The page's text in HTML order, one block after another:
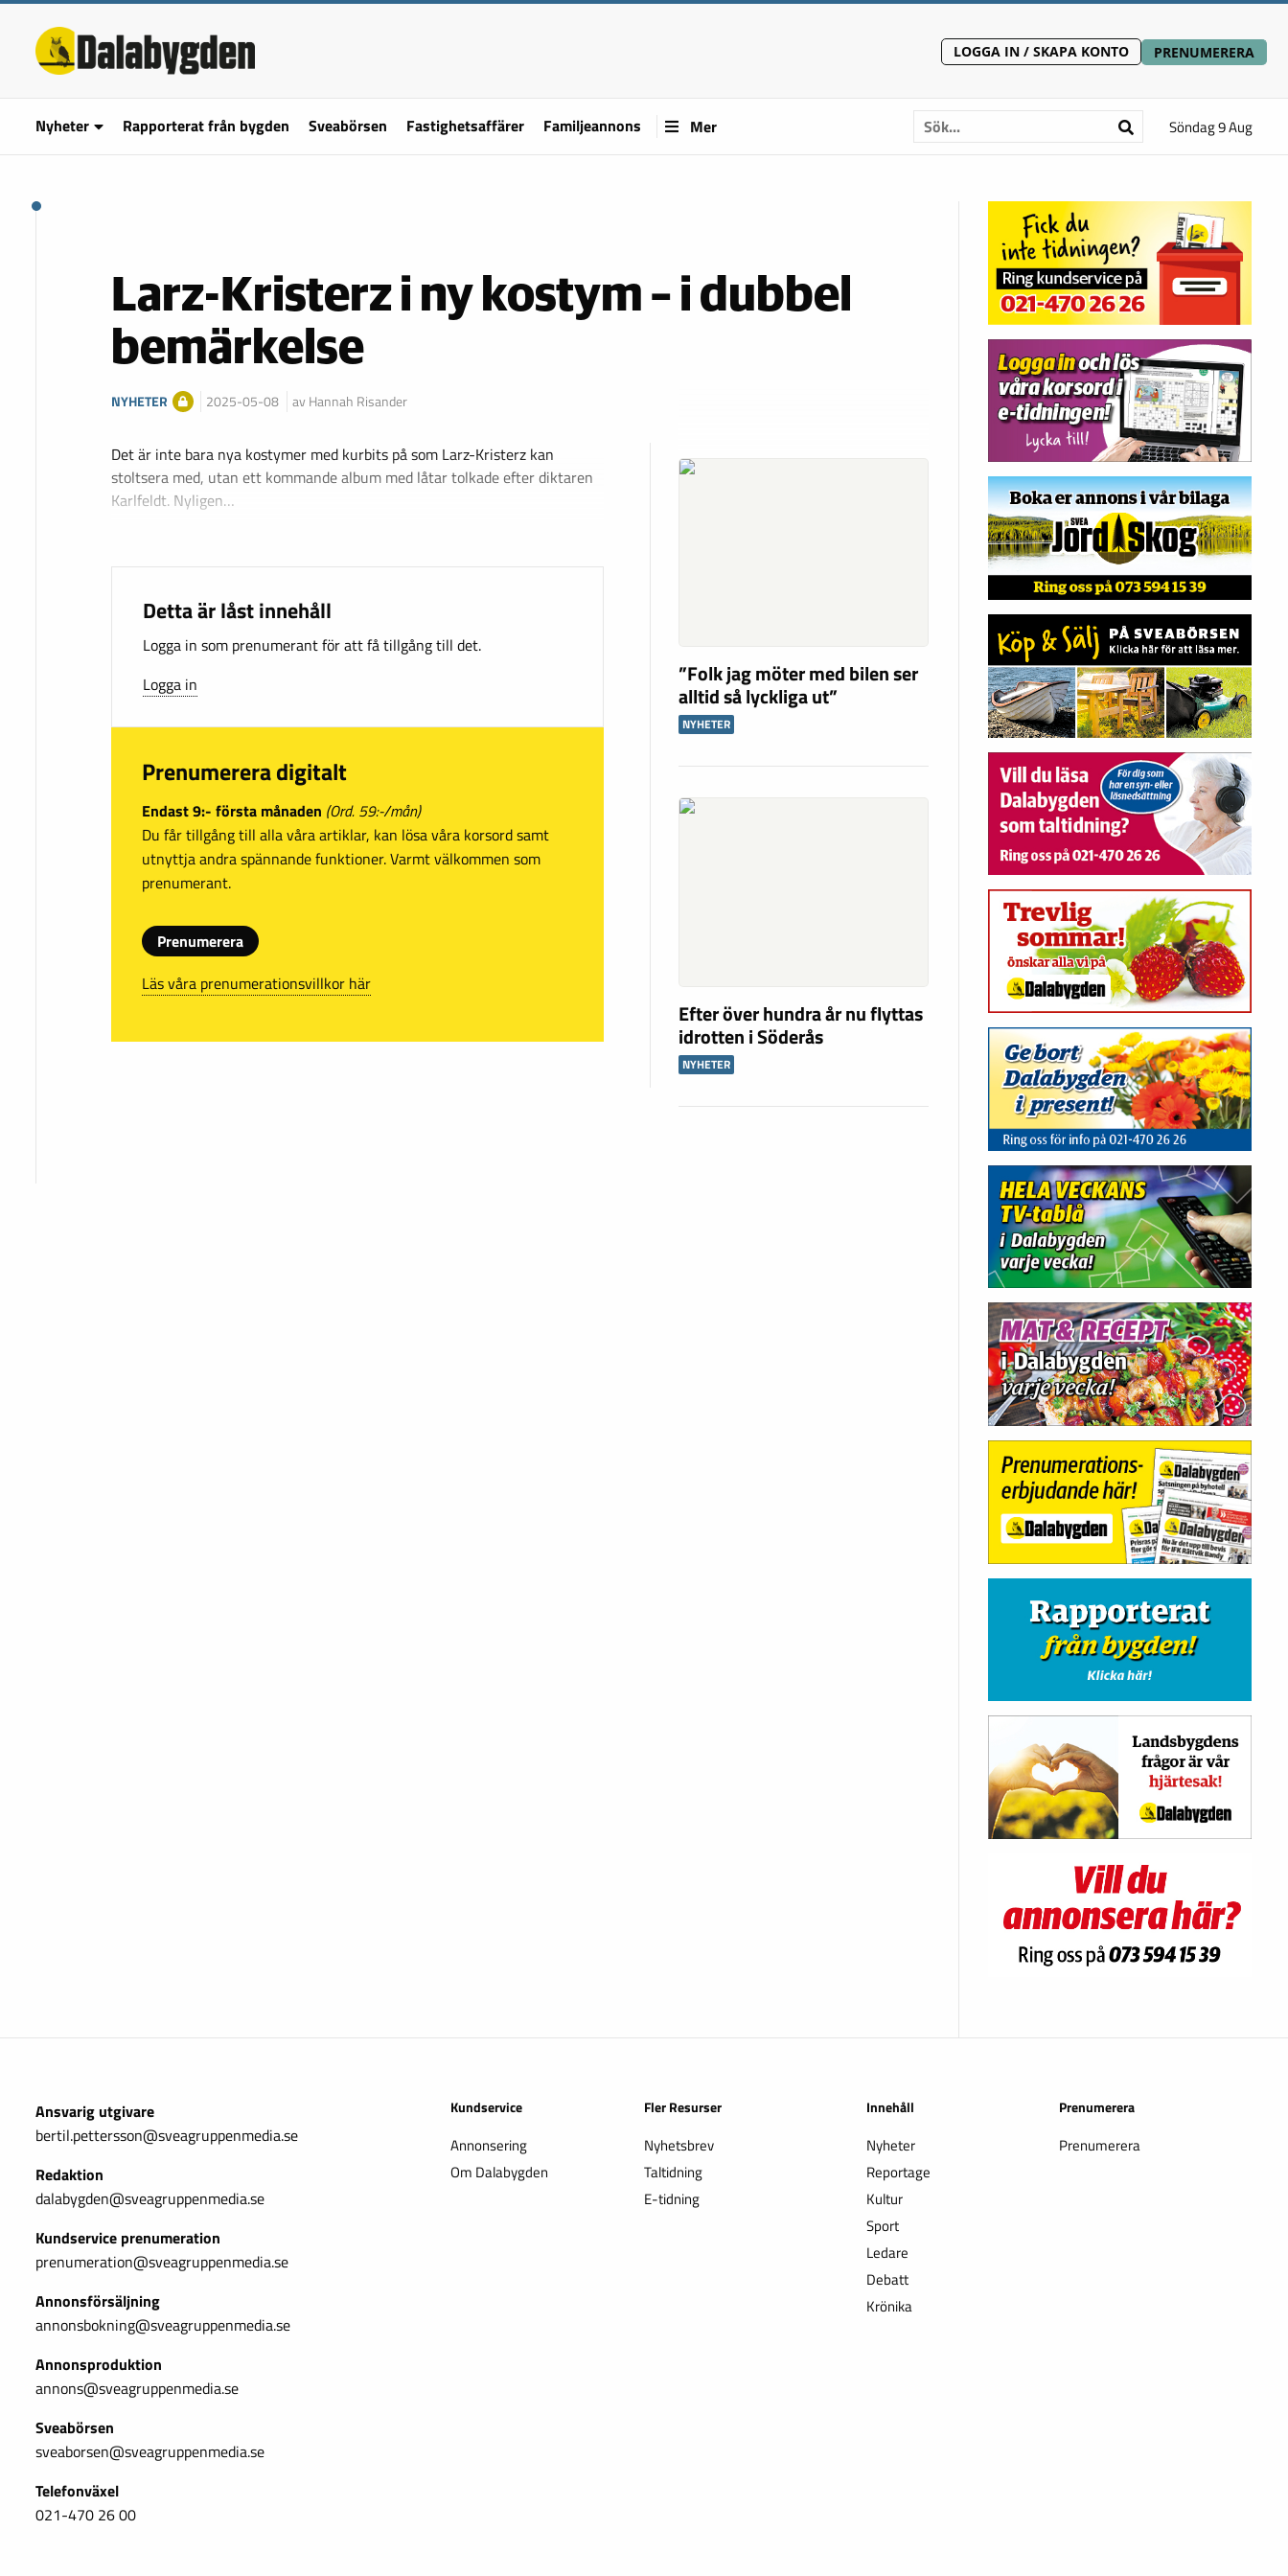
LOGGA IN / SKAPA KONTO PRENUMERERA
Nyheter Rapporterat från bygden Sveabörsen Fastighetsaffärer Familjeannons Mer Söndag 9 Aug
Larz-Kristerz i ny kostym – i dubbel
bemärkelse
NYHETER 2025-05-08 av Hannah Risander
Det är inte bara nya kostymer med kurbits på som Larz-Kristerz kan
stoltsera med, utan ett kommande album med låtar tolkade efter diktaren
Karlfeldt. Nyligen…
Detta är låst innehåll
Logga in som prenumerant för att få tillgång till det.
Logga in
Prenumerera digitalt
Endast 9:- första månaden (Ord. 59:-/mån)
Du får tillgång till alla våra artiklar, kan lösa våra korsord samt
utnyttja andra spännande funktioner. Varmt välkommen som
prenumerant.
Prenumerera
Läs våra prenumerationsvillkor här
”Folk jag möter med bilen ser
alltid så lyckliga ut”
NYHETER
Efter över hundra år nu flyttas
idrotten i Söderås
NYHETER
Ansvarig utgivare
bertil.pettersson@sveagruppenmedia.se
Redaktion
dalabygden@sveagruppenmedia.se
Kundservice prenumeration
prenumeration@sveagruppenmedia.se
Annonsförsäljning
annonsbokning@sveagruppenmedia.se
Annonsproduktion
annons@sveagruppenmedia.se
Sveabörsen
sveaborsen@sveagruppenmedia.se
Telefonväxel
021-470 26 00
Kundservice
Annonsering
Om Dalabygden
Fler Resurser
Nyhetsbrev
Taltidning
E-tidning
Innehåll
Nyheter
Reportage
Kultur
Sport
Ledare
Debatt
Krönika
Prenumerera
Prenumerera